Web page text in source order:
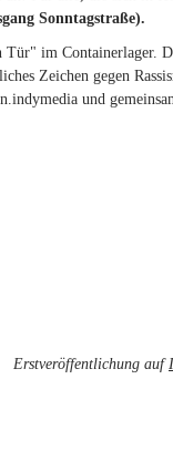
Sonntagstraße).
im Containerlager.
Zeichen gegen
und
Erstveröffentlichung auf